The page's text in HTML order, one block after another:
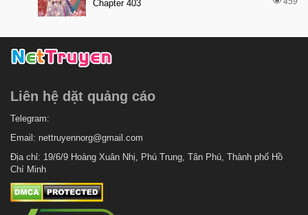
Chapter 8
Chapter 6
Chapter 4 5 tháng trước
Chapter 3
Chapter 2
Chapter 1 5 tháng trước
Chapter 403
Liên hệ dặt quảng cáo
Telegram:
Email: nettruyennorg@gmail.com
Địa chỉ: 19/6/9 Hoàng Xuân Nhị, Phú Trung, Tân Phú, Thành phố Hồ
Chí Minh